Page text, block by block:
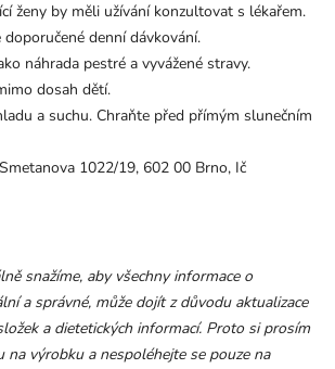
ženy by měli užívání konzultovat s lékařem.
doporučené denní dávkování.
náhrada pestré a vyvážené stravy.
dosah dětí.
a suchu. Chraňte před přímým slunečním
1022/19, 602 00 Brno, Ič
snažíme, aby všechny informace o
a správné, může dojít z důvodu aktualizace
a dietetických informací. Proto si prosím
na výrobku a nespoléhejte se pouze na